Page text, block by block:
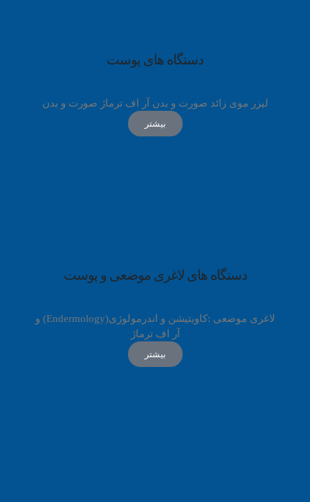
دستگاه های پوست
لیزر موی زائد صورت و بدن آر اف ترماژ صورت و بدن
بیشتر
دستگاه های لاغری موضعی و پوست
لاغری موضعی :کاویتیشن و اندرمولوژی(Endermology) و
آر اف ترماژ
بیشتر